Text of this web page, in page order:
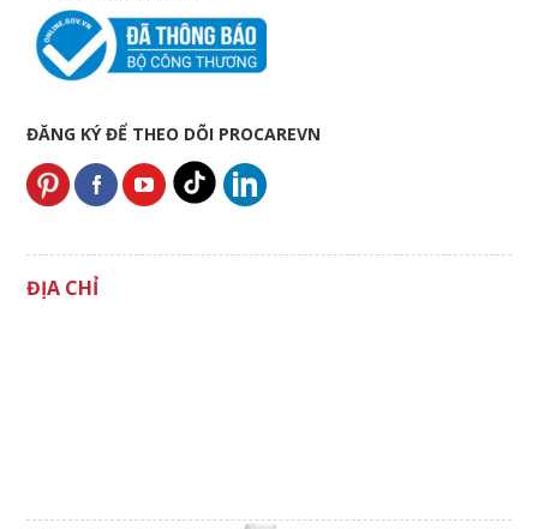
ĐĂNG KÝ ĐỂ THEO DÕI PROCAREVN
ĐỊA CHỈ